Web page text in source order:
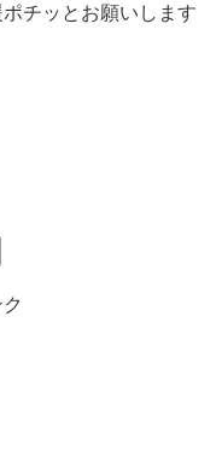
チッとお願いします